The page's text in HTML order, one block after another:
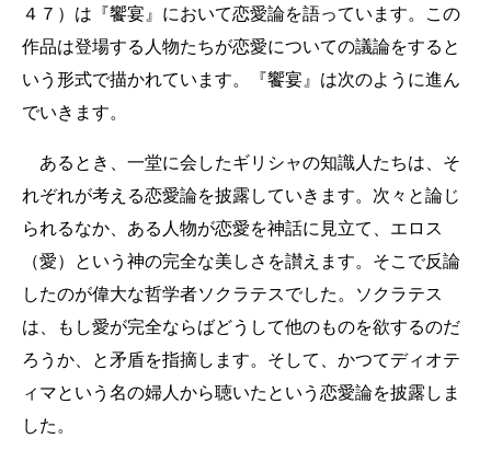
４７）は『饗宴』において恋愛論を語っています。この
作品は登場する人物たちが恋愛についての議論をすると
いう形式で描かれています。『饗宴』は次のように進ん
でいきます。
あるとき、一堂に会したギリシャの知識人たちは、そ
れぞれが考える恋愛論を披露していきます。次々と論じ
られるなか、ある人物が恋愛を神話に見立て、エロス
（愛）という神の完全な美しさを讃えます。そこで反論
したのが偉大な哲学者ソクラテスでした。ソクラテス
は、もし愛が完全ならばどうして他のものを欲するのだ
ろうか、と矛盾を指摘します。そして、かつてディオテ
ィマという名の婦人から聴いたという恋愛論を披露しま
した。